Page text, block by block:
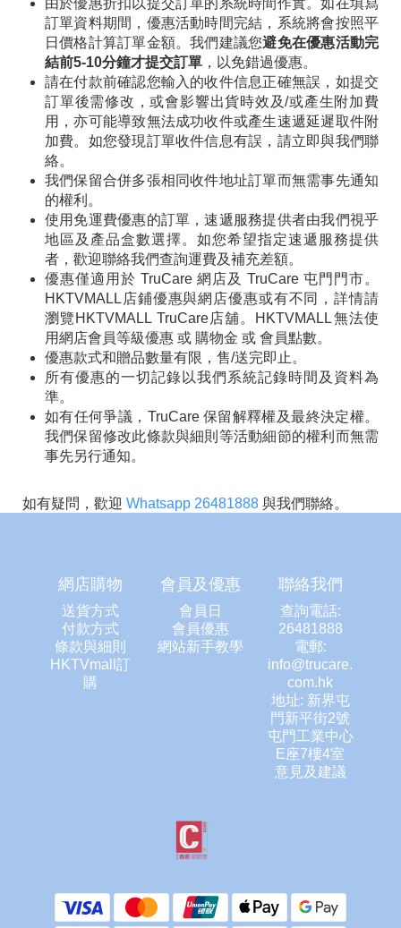
由於優惠折扣以提交訂單的系統時間作實。如在填寫
訂單資料期間，優惠活動時間完結，系統將會按照平
日價格計算訂單金額。我們建議您避免在優惠活動完
結前5-10分鐘才提交訂單 ，以免錯過優惠。
請在付款前確認您輸入的收件信息正確無誤，如提交
訂單後需修改，或會影響出貨時效及/或產生附加費
用，亦可能導致無法成功收件或產生速遞延遲取件附
加費。如您發現訂單收件信息有誤，請立即與我們聯
絡。
我們保留合併多張相同收件地址訂單而無需事先通知
的權利。
使用免運費優惠的訂單，速遞服務提供者由我們視乎
地區及產品盒數選擇。如您希望指定速遞服務提供
者，歡迎聯絡我們查詢運費及補充差額。
優惠僅適用於 TruCare 網店及 TruCare 屯門門市。
HKTVMALL店鋪優惠與網店優惠或有不同，詳情請
瀏覽HKTVMALL TruCare店舖。HKTVMALL無法使
用網店會員等級優惠 或 購物金 或 會員點數。
優惠款式和贈品數量有限，售/送完即止。
所有優惠的一切記錄以我們系統記錄時間及資料為
準。
如有任何爭議，TruCare 保留解釋權及最終決定權。
我們保留修改此條款與細則等活動細節的權利而無需
事先另行通知。
如有疑問，歡迎 Whatsapp 26481888 與我們聯絡。
網店購物
送貨方式
付款方式
條款與細則
HKTVmall訂
購
會員及優惠
會員日
會員優惠
網站新手教學
聯絡我們
查詢電話:
26481888
電郵:
info@trucare.
com.hk
地址: 新界屯
門新平街2號
屯門工業中心
E座7樓4室
意見及建議